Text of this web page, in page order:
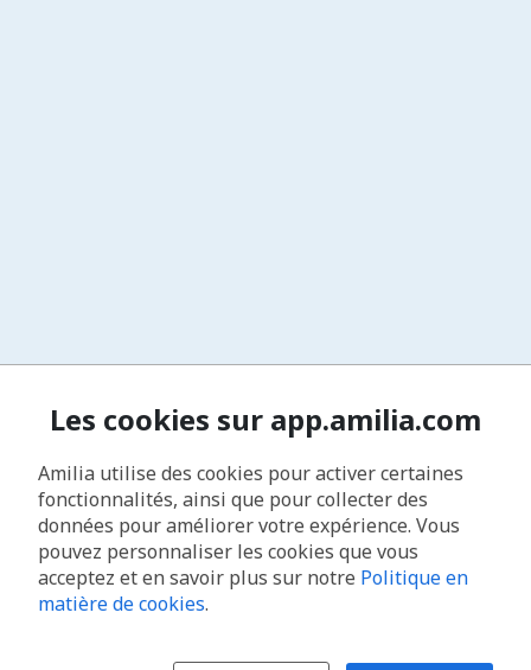
Les cookies sur app.amilia.com
Amilia utilise des cookies pour activer certaines
fonctionnalités, ainsi que pour collecter des
données pour améliorer votre expérience. Vous
pouvez personnaliser les cookies que vous
acceptez et en savoir plus sur notre Politique en
matière de cookies.